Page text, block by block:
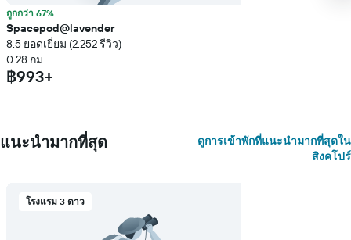
ถูกกว่า 67%
Spacepod@lavender
8.5 ยอดเยี่ยม (2,252 รีวิว)
0.28 กม.
฿993+
แนะนำมากที่สุด
ดูการเข้าพักที่แนะนำมากที่สุดใน
สิงคโปร์
โรงแรม 3 ดาว